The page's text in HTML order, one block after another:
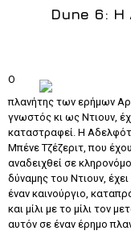
Dune 6: Η
Ο
πλανήτης των ερήμων
γνωστός κι ως Ντιουν,
καταστραφεί. Η
Μπένε Τζέζεριτ, που
αναδειχθεί σε
δύναμης του Ντιουν, έχει
έναν καινούργιο,
και μίλι με το μίλι τον
αυτόν σε έναν έρημο